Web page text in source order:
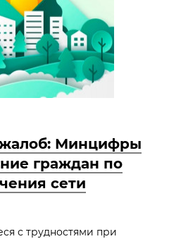
Минцифры
граждан по
сети
с трудностями при